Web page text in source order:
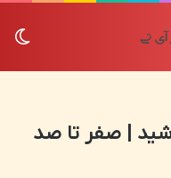
| صفر تا صد